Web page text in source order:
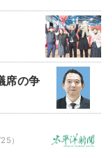
の争
25）